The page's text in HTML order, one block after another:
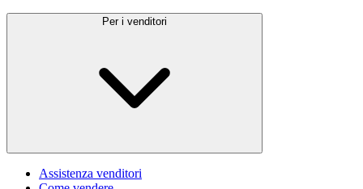
Per i venditori
Assistenza venditori